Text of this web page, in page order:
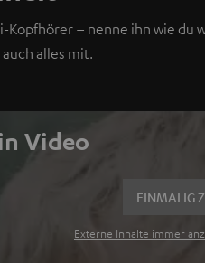
– nenne ihn wie du
alles mit.
Video
EINMALIG
Externe Inhalte immer